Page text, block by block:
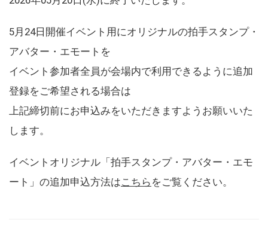
5月24日開催イベント用にオリジナルの拍手スタンプ・
アバター・エモートを
イベント参加者全員が会場内で利用できるように追加
登録をご希望される場合は
上記締切前にお申込みをいただきますようお願いいた
します。
イベントオリジナル「拍手スタンプ・アバター・エモ
ート」の追加申込方法はこちら をご覧ください。